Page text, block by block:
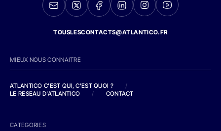
TOUSLESCONTACTS@ATLANTICO.FR
MIEUX NOUS CONNAITRE
ATLANTICO C'EST QUI, C'EST QUOI ?
/
LE RESEAU D'ATLANTICO
/ CONTACT
CATEGORIES